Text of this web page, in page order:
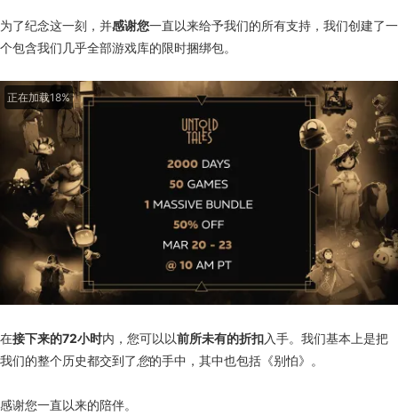
为了纪念这一刻，并感谢您一直以来给予我们的所有支持，我们创建了一
个包含我们几乎全部游戏库的限时捆绑包。
正在加载18%
在接下来的72小时内，您可以以前所未有的折扣入手。我们基本上是把
我们的整个历史都交到了您的手中，其中也包括《别怕》。
感谢您一直以来的陪伴。